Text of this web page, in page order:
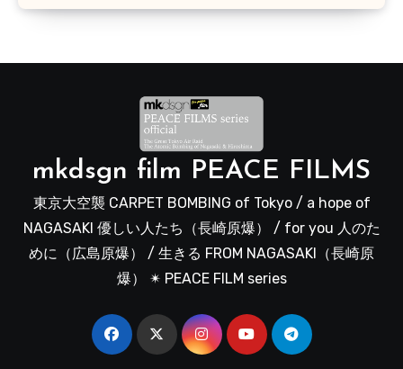
mkdsgn film PEACE FILMS
東京大空襲 CARPET BOMBING of Tokyo / a hope of
NAGASAKI 優しい人たち（長崎原爆） / for you 人のた
めに（広島原爆） / 生きる FROM NAGASAKI（長崎原
爆） ✴︎ PEACE FILM series